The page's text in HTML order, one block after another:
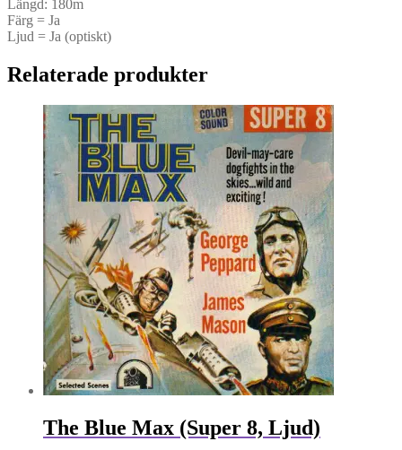
Längd: 180m
Färg = Ja
Ljud = Ja (optiskt)
Relaterade produkter
The Blue Max (Super 8, Ljud)